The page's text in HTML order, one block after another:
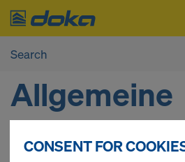
Allgemeine
Nutzungs-
CONSENT FOR